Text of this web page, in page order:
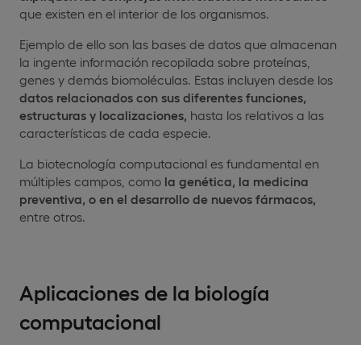
que existen en el interior de los organismos.
Ejemplo de ello son las bases de datos que almacenan
la ingente información recopilada sobre proteínas,
genes y demás biomoléculas. Estas incluyen desde los
datos relacionados con sus diferentes funciones,
estructuras y localizaciones, hasta los relativos a las
características de cada especie.
La biotecnología computacional es fundamental en
múltiples campos, como la genética, la medicina
preventiva, o en el desarrollo de nuevos fármacos,
entre otros.
Aplicaciones de la biología
computacional